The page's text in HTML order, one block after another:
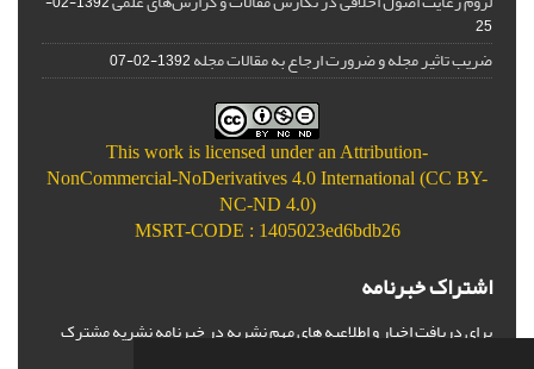
25
ضریب تاثیر مجله و ضرورت ارجاع به مقالات مجله1392-02-07
This work is licensed under an Attribution-
NonCommercial-NoDerivatives 4.0 International (CC BY-
NC-ND 4.0)
MSRT-CODE : 1405023ed6bdb26
اشتراک خبرنامه
برای دریافت اخبار و اطلاعیه های مهم نشریه در خبرنامه نشریه مشترک